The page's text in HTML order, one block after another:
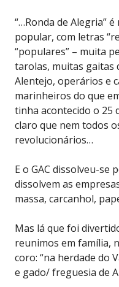
“…Ronda de Alegria”
popular, com letras
“populares” – muita
tarolas, muitas gaitas
Alentejo, operários e
marinheiros do que
tinha acontecido o 25
claro que nem todos
revolucionários…
E o GAC dissolveu-se
dissolvem as
massa, carcanhol,
Mas lá que foi
reunimos em família,
coro: “na herdade do
e gado/ freguesia de